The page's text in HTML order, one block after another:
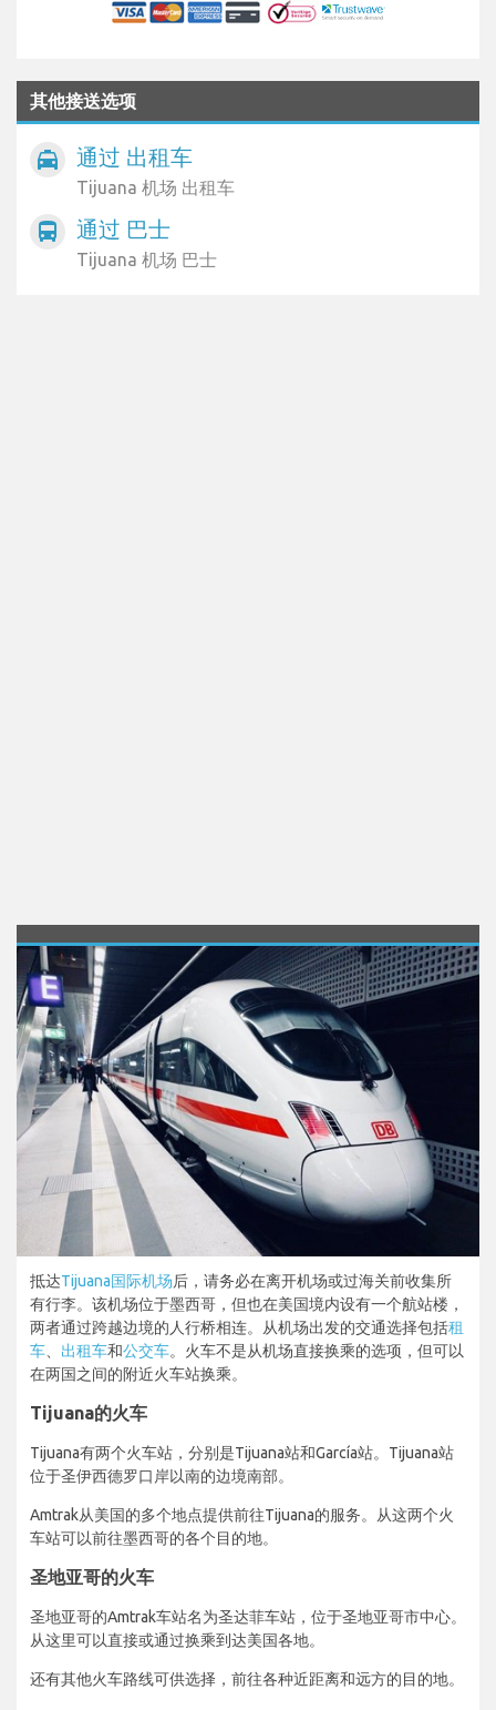
其他接送选项
local_taxi 通过 出租车
Tijuana 机场 出租车
directions_bus 通过 巴士
Tijuana 机场 巴士
抵达Tijuana国际机场后，请务必在离开机场或过海关前收集所
有行李。该机场位于墨西哥，但也在美国境内设有一个航站楼，
两者通过跨越边境的人行桥相连。从机场出发的交通选择包括租
车
出租车和公交车。火车不是从机场直接换乘的选项，但可以
在两国之间的附近火车站换乘。
Tijuana的火车
Tijuana有两个火车站，分别是Tijuana站和García站。Tijuana站
位于圣伊西德罗口岸以南的边境南部。
Amtrak从美国的多个地点提供前往Tijuana的服务。从这两个火
车站可以前往墨西哥的各个目的地。
圣地亚哥的火车
圣地亚哥的Amtrak车站名为圣达菲车站，位于圣地亚哥市中心。
从这里可以直接或通过换乘到达美国各地。
还有其他火车路线可供选择，前往各种近距离和远方的目的地。